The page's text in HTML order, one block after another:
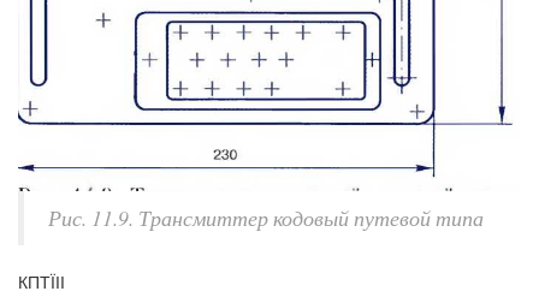
Рис. 11.9. Трансмиттер кодовый путевой типа
КПТЇІІ